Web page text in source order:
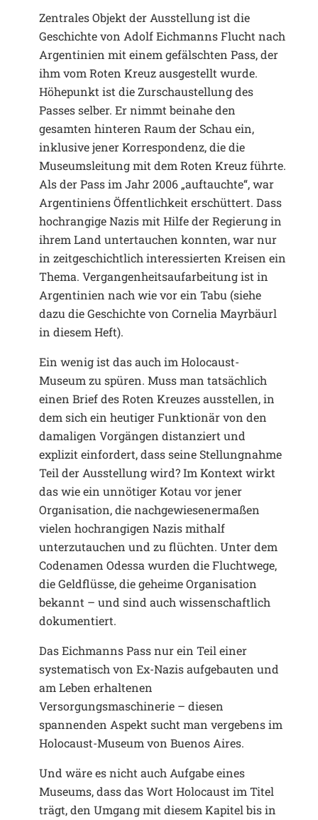
Zentrales Objekt der Ausstellung ist die
Geschichte von Adolf Eichmanns Flucht nach
Argentinien mit einem gefälschten Pass, der
ihm vom Roten Kreuz ausgestellt wurde.
Höhepunkt ist die Zurschaustellung des
Passes selber. Er nimmt beinahe den
gesamten hinteren Raum der Schau ein,
inklusive jener Korrespondenz, die die
Museumsleitung mit dem Roten Kreuz führte.
Als der Pass im Jahr 2006 „auftauchte“, war
Argentiniens Öffentlichkeit erschüttert. Dass
hochrangige Nazis mit Hilfe der Regierung in
ihrem Land untertauchen konnten, war nur
in zeitgeschichtlich interessierten Kreisen ein
Thema. Vergangenheitsaufarbeitung ist in
Argentinien nach wie vor ein Tabu (siehe
dazu die Geschichte von Cornelia Mayrbäurl
in diesem Heft).
Ein wenig ist das auch im Holocaust-
Museum zu spüren. Muss man tatsächlich
einen Brief des Roten Kreuzes ausstellen, in
dem sich ein heutiger Funktionär von den
damaligen Vorgängen distanziert und
explizit einfordert, dass seine Stellungnahme
Teil der Ausstellung wird? Im Kontext wirkt
das wie ein unnötiger Kotau vor jener
Organisation, die nachgewiesenermaßen
vielen hochrangigen Nazis mithalf
unterzutauchen und zu flüchten. Unter dem
Codenamen Odessa wurden die Fluchtwege,
die Geldflüsse, die geheime Organisation
bekannt – und sind auch wissenschaftlich
dokumentiert.
Das Eichmanns Pass nur ein Teil einer
systematisch von Ex-Nazis aufgebauten und
am Leben erhaltenen
Versorgungsmaschinerie – diesen
spannenden Aspekt sucht man vergebens im
Holocaust-Museum von Buenos Aires.
Und wäre es nicht auch Aufgabe eines
Museums, dass das Wort Holocaust im Titel
trägt, den Umgang mit diesem Kapitel bis in